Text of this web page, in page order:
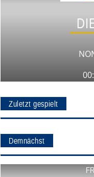
Zuletzt gespielt
Demnächst
Show ansehen